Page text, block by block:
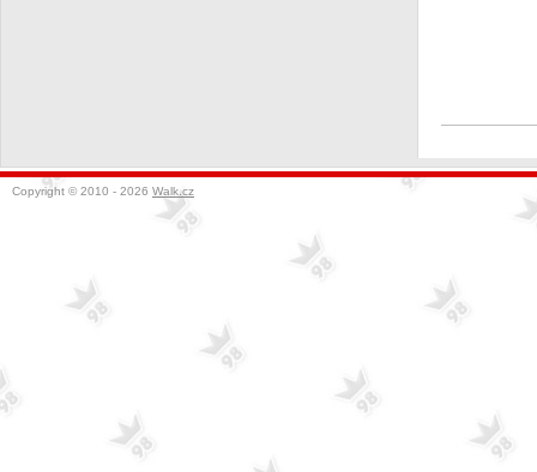
Copyright © 2010 - 2026 Walk.cz